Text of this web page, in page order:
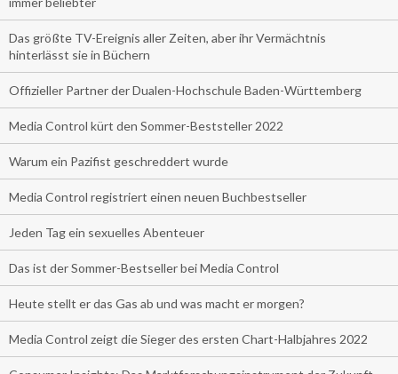
Das größte TV-Ereignis aller Zeiten, aber ihr Vermächtnis
hinterlässt sie in Büchern
Offizieller Partner der Dualen-Hochschule Baden-Württemberg
Media Control kürt den Sommer-Beststeller 2022
Warum ein Pazifist geschreddert wurde
Media Control registriert einen neuen Buchbestseller
Jeden Tag ein sexuelles Abenteuer
Das ist der Sommer-Bestseller bei Media Control
Heute stellt er das Gas ab und was macht er morgen?
Media Control zeigt die Sieger des ersten Chart-Halbjahres 2022